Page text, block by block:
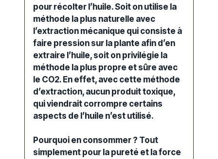
pour récolter l’huile. Soit on utilise la
méthode la plus naturelle avec
l’extraction mécanique qui consiste à
faire pression sur la plante afin d’en
extraire l’huile, soit on privilégie la
méthode la plus propre et sûre avec
le CO2. En effet, avec cette méthode
d’extraction, aucun produit toxique,
qui viendrait corrompre certains
aspects de l’huile n’est utilisé.
Pourquoi en consommer ? Tout
simplement pour la pureté et la force